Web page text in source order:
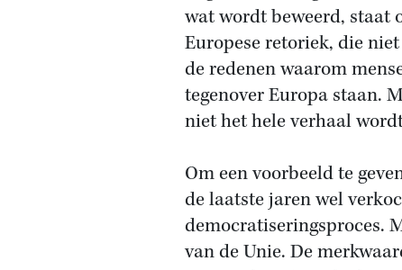
wat wordt beweerd, staat
Europese retoriek, die
de redenen waarom
tegenover Europa staan.
niet het hele verhaal
Om een voorbeeld te
de laatste jaren wel
democratiseringsproces.
van de Unie. De